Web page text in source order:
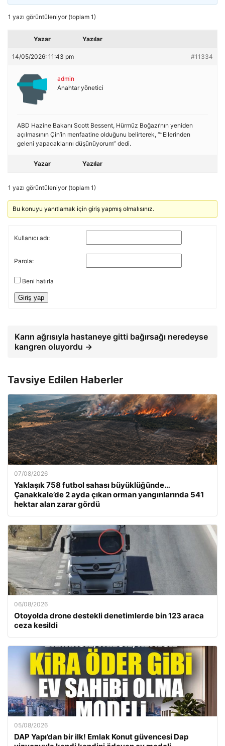
1 yazı görüntüleniyor (toplam 1)
Yazar Yazılar
14/05/2026: 11:43 pm #11334
admin
Anahtar yönetici
ABD Hazine Bakanı Scott Bessent, Hürmüz Boğazı’nın yeniden
açılmasının Çin’in menfaatine olduğunu belirterek, “”Ellerinden
geleni yapacaklarını düşünüyorum” dedi.
Yazar Yazılar
1 yazı görüntüleniyor (toplam 1)
Bu konuyu yanıtlamak için giriş yapmış olmalısınız.
Kullanıcı adı:
Parola:
Beni hatırla
Giriş yap
Karın ağrısıyla hastaneye gitti bağırsağı neredeyse
kangren oluyordu →
Tavsiye Edilen Haberler
07/08/2026
Yaklaşık 758 futbol sahası büyüklüğünde…
Çanakkale’de 2 ayda çıkan orman yangınlarında 541
hektar alan zarar gördü
06/08/2026
Otoyolda drone destekli denetimlerde bin 123 araca
ceza kesildi
05/08/2026
DAP Yapı’dan bir ilk! Emlak Konut güvencesi Dap